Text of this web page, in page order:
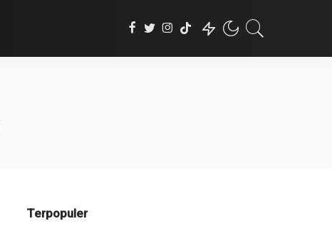
Terpopuler